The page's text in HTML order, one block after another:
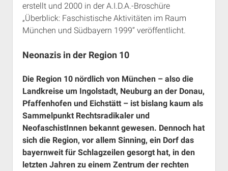
erstellt und 2000 in der A.I.D.A.-Broschüre
„Überblick: Faschistische Aktivitäten im Raum
München und Südbayern 1999“ veröffentlicht.
Neonazis in der Region 10
Die Region 10 nördlich von München – also die
Landkreise um Ingolstadt, Neuburg an der Donau,
Pfaffenhofen und Eichstätt – ist bislang kaum als
Sammelpunkt Rechtsradikaler und
NeofaschistInnen bekannt gewesen. Dennoch hat
sich die Region, vor allem Sinning, ein Dorf das
bayernweit für Schlagzeilen gesorgt hat, in den
letzten Jahren zu einem Zentrum der rechten